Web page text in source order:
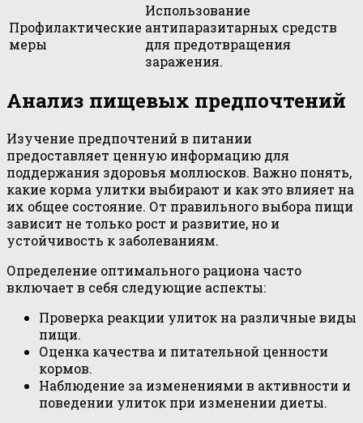
Профилактические
меры
Использование
антипаразитарных средств
для предотвращения
заражения.
Анализ пищевых предпочтений
Изучение предпочтений в питании
предоставляет ценную информацию для
поддержания здоровья моллюсков. Важно понять,
какие корма улитки выбирают и как это влияет на
их общее состояние. От правильного выбора пищи
зависит не только рост и развитие, но и
устойчивость к заболеваниям.
Определение оптимального рациона часто
включает в себя следующие аспекты:
Проверка реакции улиток на различные виды
пищи.
Оценка качества и питательной ценности
кормов.
Наблюдение за изменениями в активности и
поведении улиток при изменении диеты.